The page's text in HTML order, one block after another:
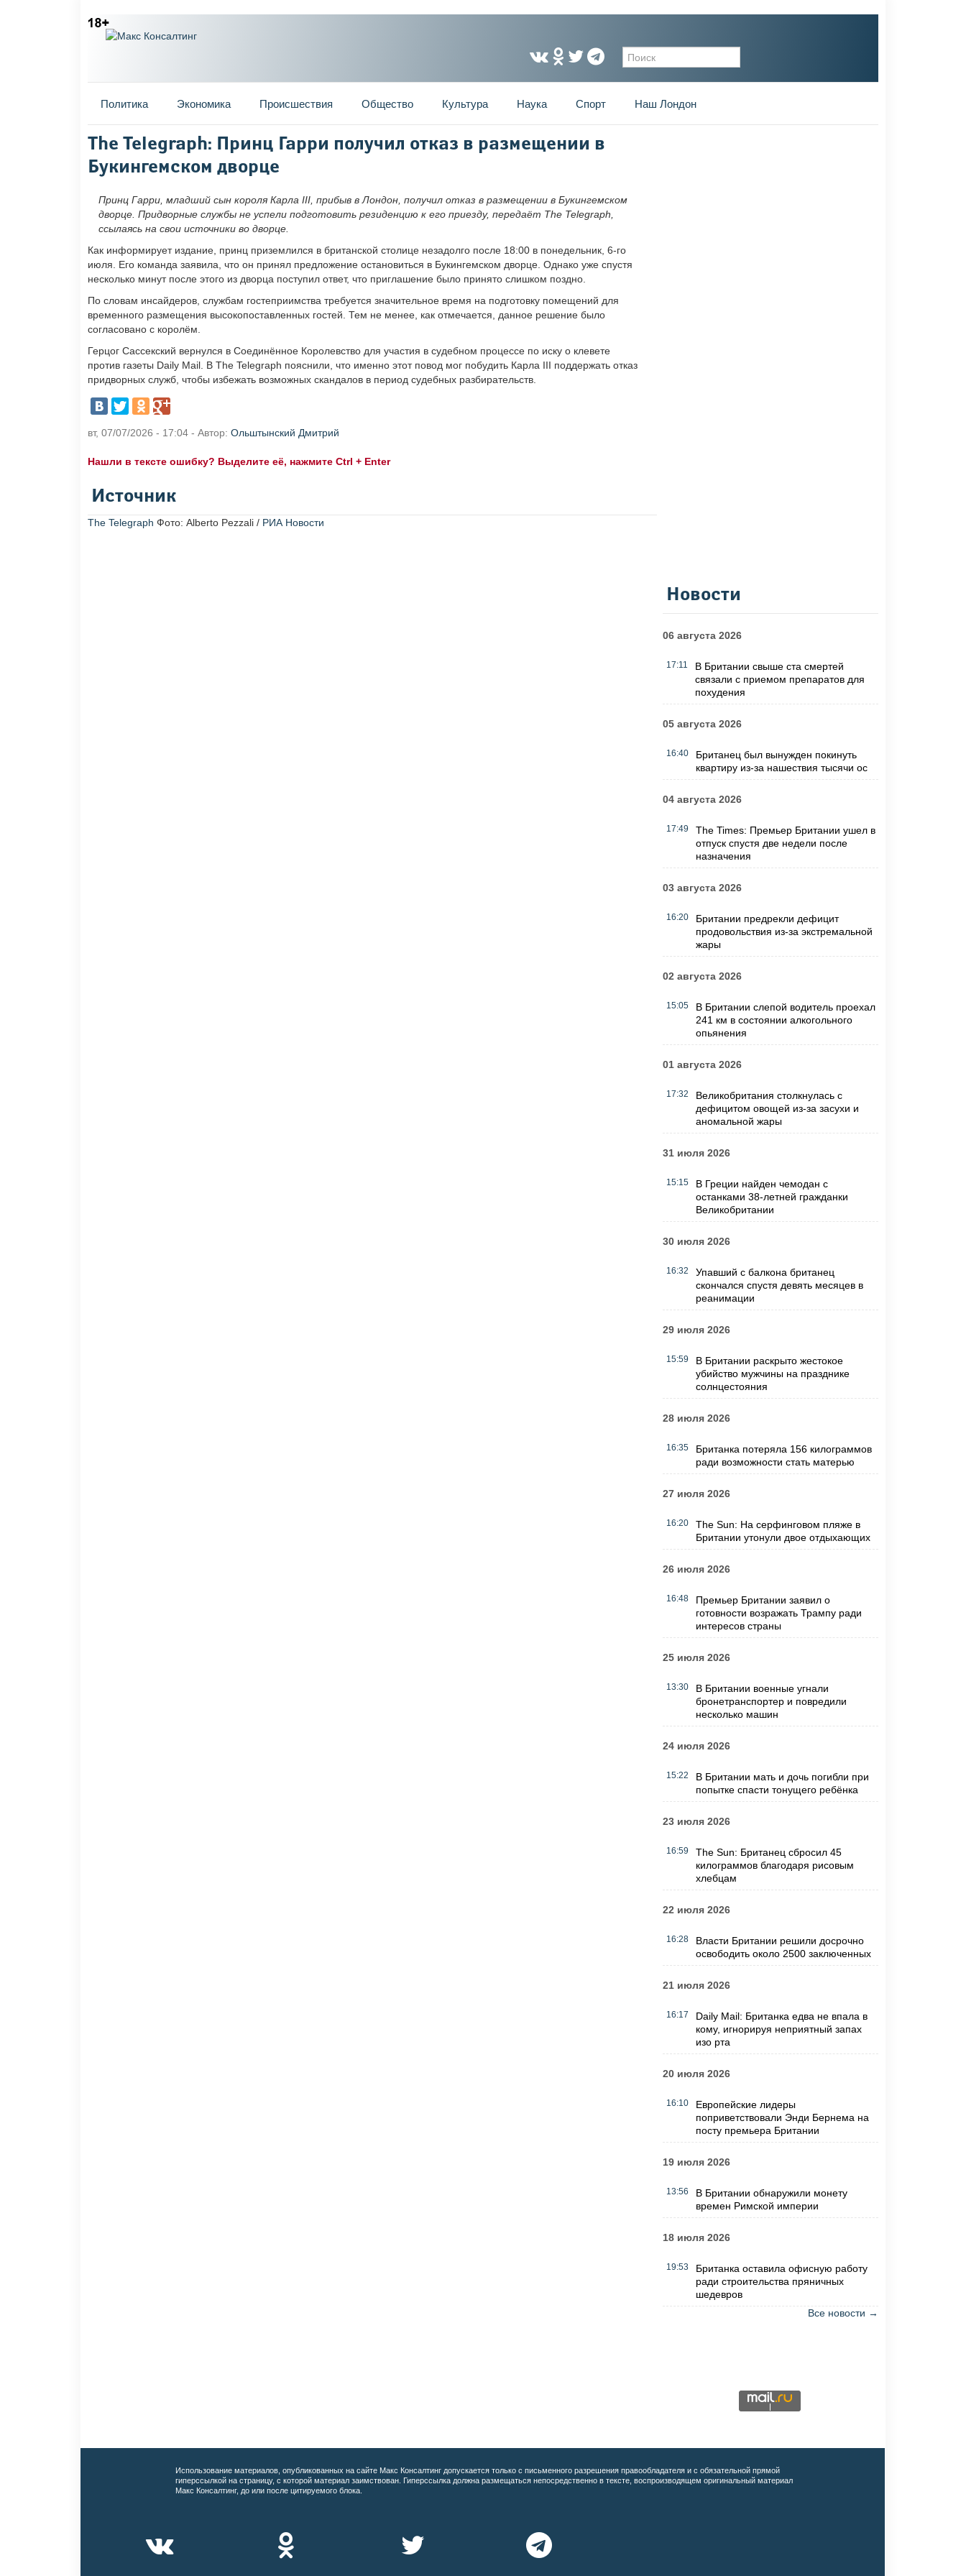
Форма поиска
Главное меню
Политика Экономика Происшествия Общество Культура Наука Спорт Наш Лондон
Вы здесь
The Telegraph: Принц Гарри получил отказ в размещении в
Букингемском дворце
Принц Гарри, младший сын короля Карла III, прибыв в Лондон, получил отказ в размещении в Букингемском
дворце. Придворные службы не успели подготовить резиденцию к его приезду, передаёт The Telegraph,
ссылаясь на свои источники во дворце.
Как информирует издание, принц приземлился в британской столице незадолго после 18:00 в понедельник, 6-го
июля. Его команда заявила, что он принял предложение остановиться в Букингемском дворце. Однако уже спустя
несколько минут после этого из дворца поступил ответ, что приглашение было принято слишком поздно.
По словам инсайдеров, службам гостеприимства требуется значительное время на подготовку помещений для
временного размещения высокопоставленных гостей. Тем не менее, как отмечается, данное решение было
согласовано с королём.
Герцог Сассекский вернулся в Соединённое Королевство для участия в судебном процессе по иску о клевете
против газеты Daily Mail. В The Telegraph пояснили, что именно этот повод мог побудить Карла III поддержать отказ
придворных служб, чтобы избежать возможных скандалов в период судебных разбирательств.
вт, 07/07/2026 - 17:04 - Автор: Ольштынский Дмитрий
Нашли в тексте ошибку? Выделите её, нажмите Ctrl + Enter
Источник
The Telegraph Фото: Alberto Pezzali / РИА Новости
Новости
06 августа 2026
17:11
В Британии свыше ста смертей
связали с приемом препаратов для
похудения
05 августа 2026
16:40
Британец был вынужден покинуть
квартиру из-за нашествия тысячи ос
04 августа 2026
17:49
The Times: Премьер Британии ушел в
отпуск спустя две недели после
назначения
03 августа 2026
16:20
Британии предрекли дефицит
продовольствия из-за экстремальной
жары
02 августа 2026
15:05
В Британии слепой водитель проехал
241 км в состоянии алкогольного
опьянения
01 августа 2026
17:32
Великобритания столкнулась с
дефицитом овощей из-за засухи и
аномальной жары
31 июля 2026
15:15
В Греции найден чемодан с
останками 38-летней гражданки
Великобритании
30 июля 2026
16:32
Упавший с балкона британец
скончался спустя девять месяцев в
реанимации
29 июля 2026
15:59
В Британии раскрыто жестокое
убийство мужчины на празднике
солнцестояния
28 июля 2026
16:35
Британка потеряла 156 килограммов
ради возможности стать матерью
27 июля 2026
16:20
The Sun: На серфинговом пляже в
Британии утонули двое отдыхающих
26 июля 2026
16:48
Премьер Британии заявил о
готовности возражать Трампу ради
интересов страны
25 июля 2026
13:30
В Британии военные угнали
бронетранспортер и повредили
несколько машин
24 июля 2026
15:22
В Британии мать и дочь погибли при
попытке спасти тонущего ребёнка
23 июля 2026
16:59
The Sun: Британец сбросил 45
килограммов благодаря рисовым
хлебцам
22 июля 2026
16:28
Власти Британии решили досрочно
освободить около 2500 заключенных
21 июля 2026
16:17
Daily Mail: Британка едва не впала в
кому, игнорируя неприятный запах
изо рта
20 июля 2026
16:10
Европейские лидеры
поприветствовали Энди Бернема на
посту премьера Британии
19 июля 2026
13:56
В Британии обнаружили монету
времен Римской империи
18 июля 2026
19:53
Британка оставила офисную работу
ради строительства пряничных
шедевров
Все новости →
Использование материалов, опубликованных на сайте Макс Консалтинг допускается только с письменного разрешения правообладателя и с обязательной прямой
гиперссылкой на страницу, с которой материал заимствован. Гиперссылка должна размещаться непосредственно в тексте, воспроизводящем оригинальный материал
Макс Консалтинг, до или после цитируемого блока.